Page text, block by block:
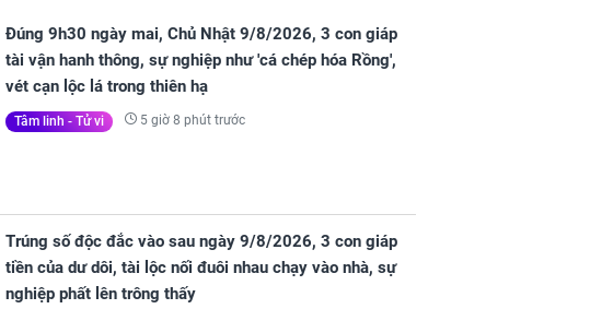
Đúng 9h30 ngày mai, Chủ Nhật 9/8/2026, 3 con giáp
tài vận hanh thông, sự nghiệp như 'cá chép hóa Rồng',
vét cạn lộc lá trong thiên hạ
Tâm linh - Tử vi 5 giờ 8 phút trước
Trúng số độc đắc vào sau ngày 9/8/2026, 3 con giáp
tiền của dư dôi, tài lộc nối đuôi nhau chạy vào nhà, sự
nghiệp phất lên trông thấy